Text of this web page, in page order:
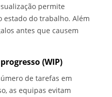
permite
do trabalho. Além
antes que causem
(WIP)
de tarefas em
as equipas evitam